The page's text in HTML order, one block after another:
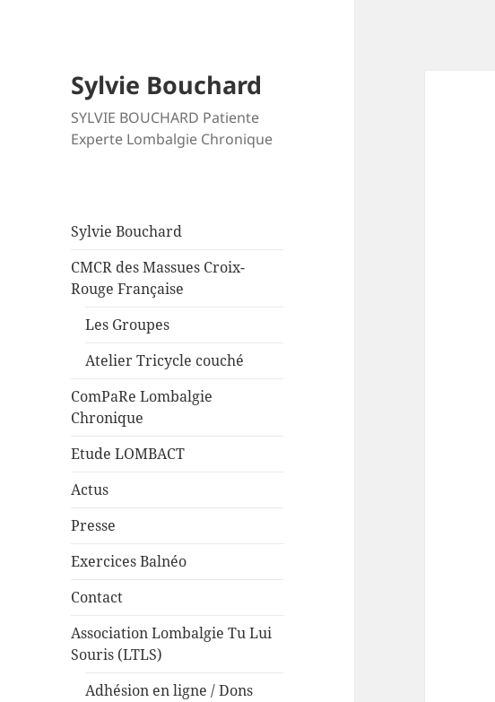
Sylvie Bouchard
SYLVIE BOUCHARD Patiente
Experte Lombalgie Chronique
Sylvie Bouchard
CMCR des Massues Croix-
Rouge Française
Les Groupes
Atelier Tricycle couché
ComPaRe Lombalgie
Chronique
Etude LOMBACT
Actus
Presse
Exercices Balnéo
Contact
Association Lombalgie Tu Lui
Souris (LTLS)
Adhésion en ligne / Dons